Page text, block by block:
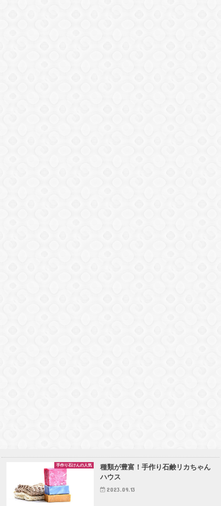
手作り石けんの人気
種類が豊富！手作り石鹸リカちゃん
ハウス
2023.09.13